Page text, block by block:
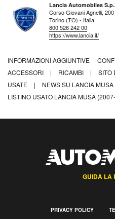
Lancia Automobiles
Corso Giovani Agnelli, 200
Torino (TO) - Italia
800 526 242 00
https://www.lancia.it/
INFORMAZIONI AGGIUNTIVE
ACCESSORI
| RICAMBI | SITO
USATE
| NEWS SU LANCIA MUSA
LISTINO USATO LANCIA MUSA
GUIDA LA
PRIVACY POLICY